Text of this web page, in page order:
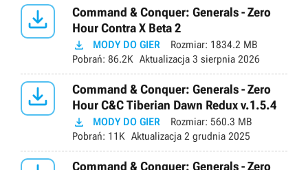

Command & Conquer: Generals - Zero
Hour Contra X Beta 2
 MODY DO GIER Rozmiar: 1834.2 MB
Pobrań: 86.2K Aktualizacja 3 sierpnia 2026

Command & Conquer: Generals - Zero
Hour C&C Tiberian Dawn Redux v.1.5.4
 MODY DO GIER Rozmiar: 560.3 MB
Pobrań: 11K Aktualizacja 2 grudnia 2025
Command & Conquer: Generals - Zero